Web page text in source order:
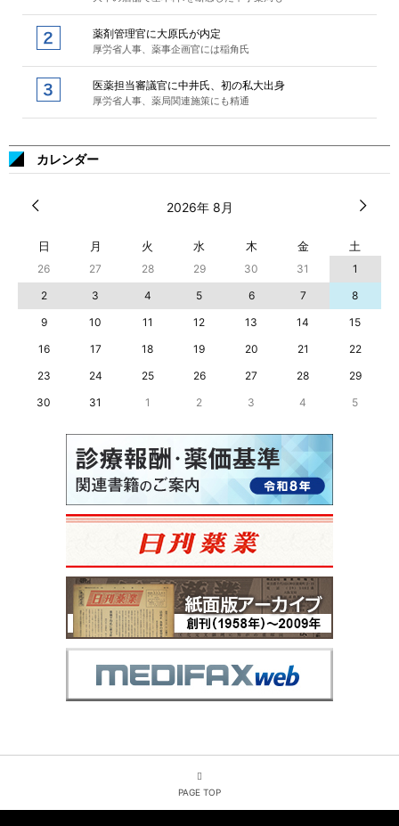
薬剤管理官に大原氏が内定
厚労省人事、薬事企画官には稲角氏
医薬担当審議官に中井氏、初の私大出身
厚労省人事、薬局関連施策にも精通
カレンダー
2026年 8月
日 月 火 水 木 金 土
26 27 28 29 30 31
1
2
3 4 5 6 7
8
9
10 11 12 13 14
15
16
17 18 19 20 21
22
23
24 25 26 27 28
29
30
31 1 2 3 4 5
PAGE TOP